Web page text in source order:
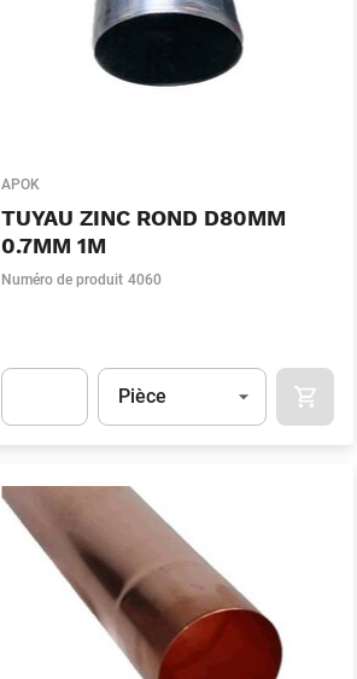
APOK
TUYAU ZINC ROND D80MM
0.7MM 1M
Numéro de produit 4060
Unité
Pièce